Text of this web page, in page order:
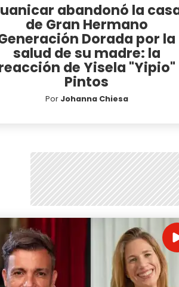
abandonó la
de Gran Hermano
Dorada por la
salud de su madre: la
de Yisela "Yipio"
Pintos
Por Johanna Chiesa